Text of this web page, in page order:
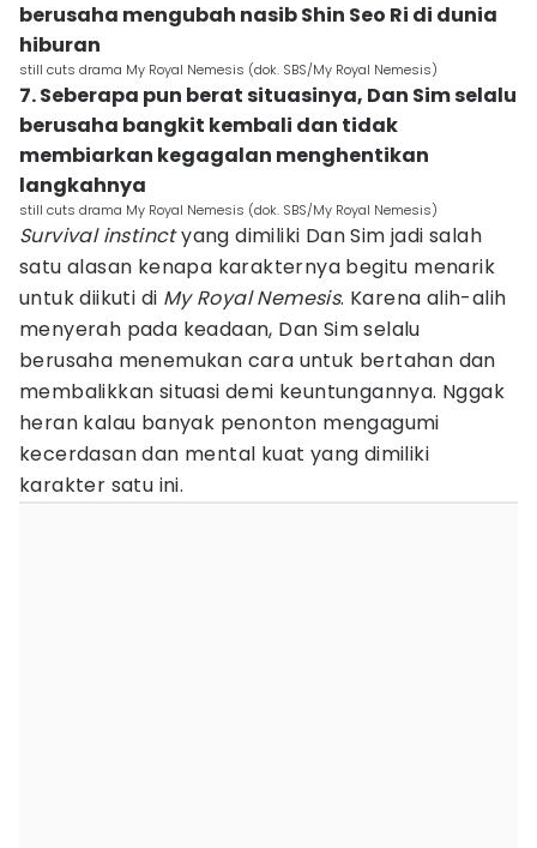
berusaha mengubah nasib Shin Seo Ri di dunia
hiburan
still cuts drama My Royal Nemesis (dok. SBS/My Royal Nemesis)
7. Seberapa pun berat situasinya, Dan Sim selalu
berusaha bangkit kembali dan tidak
membiarkan kegagalan menghentikan
langkahnya
still cuts drama My Royal Nemesis (dok. SBS/My Royal Nemesis)
Survival instinctyang dimiliki Dan Sim jadi salah
satu alasan kenapa karakternya begitu menarik
untuk diikuti di My Royal Nemesis. Karena alih-alih
menyerah pada keadaan, Dan Sim selalu
berusaha menemukan cara untuk bertahan dan
membalikkan situasi demi keuntungannya. Nggak
heran kalau banyak penonton mengagumi
kecerdasan dan mental kuat yang dimiliki
karakter satu ini.